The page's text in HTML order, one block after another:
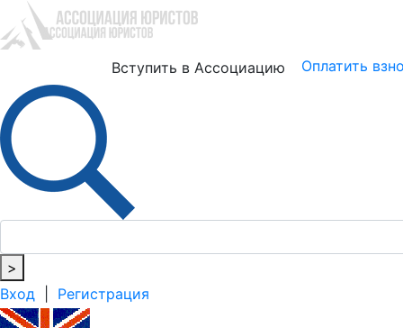
Вступить в Ассоциацию Оплатить
>
Вход
Регистрация